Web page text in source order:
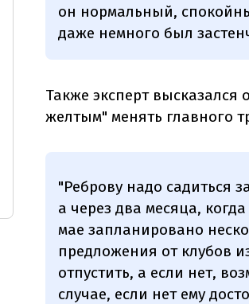
он нормальный,
даже немного был
Также эксперт высказался
желтым" менять главного
"Реброву надо садиться
а через два месяца,
мае запланировано
предложения от клубов
отпустить, а если нет,
случае, если нет ему